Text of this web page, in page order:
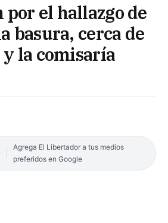
por el hallazgo de
basura, cerca de
la comisaría
Agrega El Libertador a tus medios
preferidos en Google